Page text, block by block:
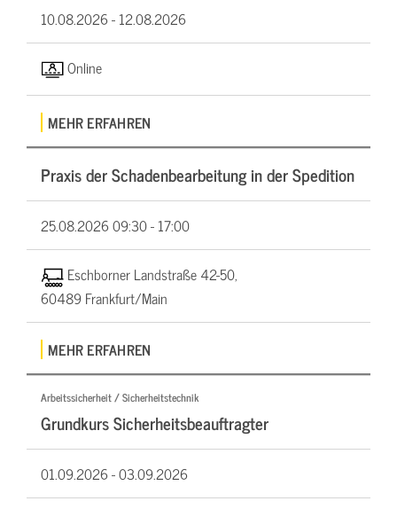
10.08.2026 -12.08.2026
Online
MEHR ERFAHREN
Praxis der Schadenbearbeitung in der Spedition
25.08.202609:30 - 17:00
Eschborner Landstraße 42-50,
60489 Frankfurt/Main
MEHR ERFAHREN
Arbeitssicherheit / Sicherheitstechnik
Grundkurs Sicherheitsbeauftragter
01.09.2026 -03.09.2026